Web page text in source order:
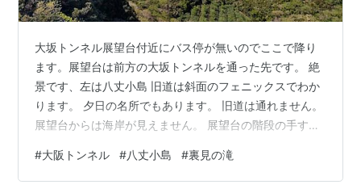
大坂トンネル展望台付近にバス停が無いのでここで降り
ます。展望台は前方の大坂トンネルを通った先です。 絶
景です、左は八丈小島 旧道は斜面のフェニックスでわか
ります。 夕日の名所でもあります。 旧道は通れません。
展望台からは海岸が見えません。 展望台の階段の手すり
ここで降ります。 この入り口まで来るのにどんどん下り
ました。帰りが思いやられます。 しかも入口から滝へは
#大阪トンネル #八丈小島 #裏見の滝